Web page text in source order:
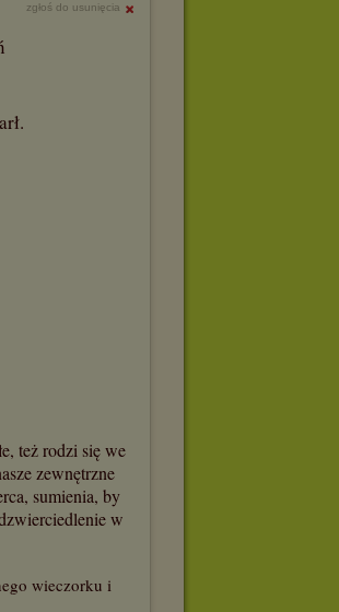
zgłoś do usunięcia
też rodzi się we
zewnętrzne
sumienia, by
w
wieczorku i